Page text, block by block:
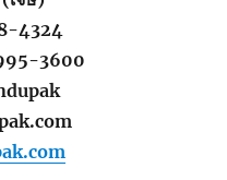
4324
3600